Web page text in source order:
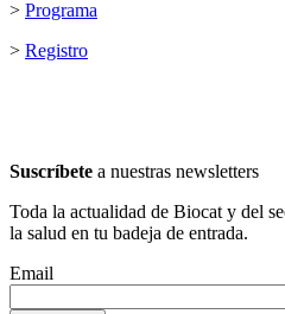
> Programa
> Registro
Suscríbete a nuestras newsletters
Toda la actualidad de Biocat y del
la salud en tu badeja de entrada.
Email